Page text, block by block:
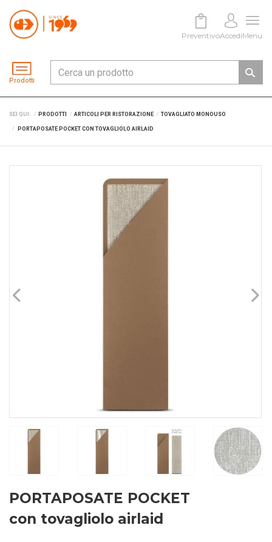
Prodotti
PreventivoAccediMenu
SEI QUI: PRODOTTI ARTICOLI PER RISTORAZIONE TOVAGLIATO MONOUSO
PORTAPOSATE POCKET CON TOVAGLIOLO AIRLAID
PORTAPOSATE POCKET
con tovagliolo airlaid